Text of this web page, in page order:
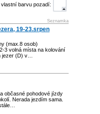
barvu pozadí:
Seznamka
19-23.srpen
(max.8 osob)
3 volná místa na kolování
jezer (D) v…
občasné pohodové jízdy
Nerada jezdím sama.